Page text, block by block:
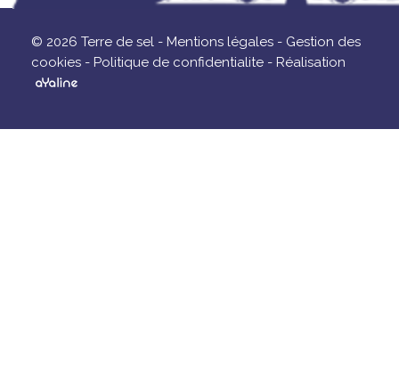
© 2026 Terre de sel - Mentions légales - Gestion des
cookies - Politique de confidentialite - Réalisation